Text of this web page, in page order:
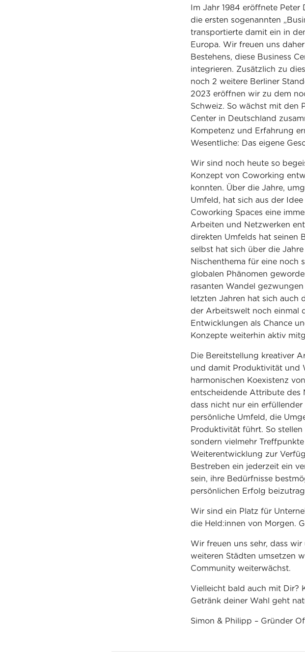
Im Jahr 1984 eröffnete
die ersten sogenannten
transportierte damit ein in
Europa. Wir freuen uns
Bestehens, diese Business
integrieren. Zusätzlich zu
noch 2 weitere Berliner
2023 eröffnen wir zu dem
Schweiz. So wächst mit den
Center in Deutschland
Kompetenz und Erfahrung
Wesentliche: Das eigene
Wir sind noch heute so
Konzept von Coworking
konnten. Über die Jahre,
Umfeld, hat sich aus der
Coworking Spaces eine
Arbeiten und Netzwerken
direkten Umfelds hat seinen
selbst hat sich über die
Nischenthema für eine noch
globalen Phänomen
rasanten Wandel
letzten Jahren hat sich auch
der Arbeitswelt noch einmal
Entwicklungen als Chance
Konzepte weiterhin aktiv
Die Bereitstellung kreativer
und damit Produktivität und
harmonischen Koexistenz
entscheidende Attribute des
dass nicht nur ein
persönliche Umfeld, die
Produktivität führt. So
sondern vielmehr
Weiterentwicklung zur
Bestreben ein jederzeit ein
sein, ihre Bedürfnisse
persönlichen Erfolg
Wir sind ein Platz für
die Held:innen von Morgen.
Wir freuen uns sehr, dass
weiteren Städten umsetzen
Community weiterwächst.
Vielleicht bald auch mit Dir?
Getränk deiner Wahl geht
Simon & Philipp – Gründer